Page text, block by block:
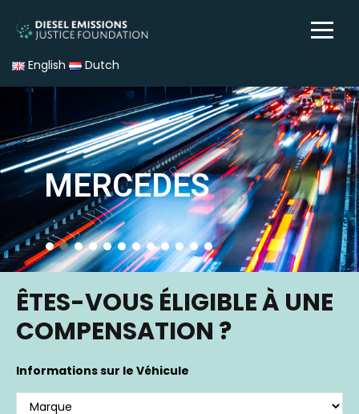
English Dutch
MERCEDES
ÊTES-VOUS ÉLIGIBLE À UNE
COMPENSATION ?
Informations sur le Véhicule
Si vous avez acheté un véhicule affecté,